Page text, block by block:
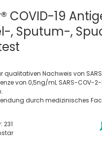
COVID-19
, Sputum-,
qualitativen Nachweis von
von 0,5ng/mL SARS-COV-
durch medizinisches
: 231